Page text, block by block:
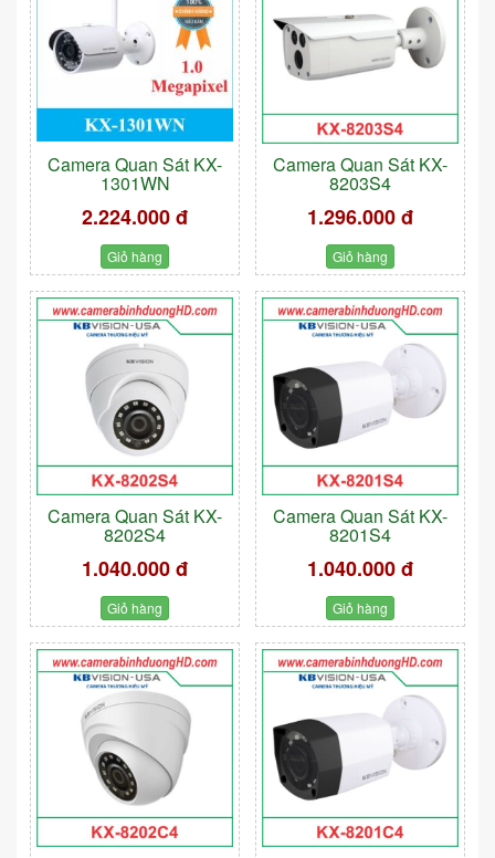
Camera Quan Sát KX-
1301WN
2.224.000 đ
Giỏ hàng
Camera Quan Sát KX-
8203S4
1.296.000 đ
Giỏ hàng
Camera Quan Sát KX-
8202S4
1.040.000 đ
Giỏ hàng
Camera Quan Sát KX-
8201S4
1.040.000 đ
Giỏ hàng